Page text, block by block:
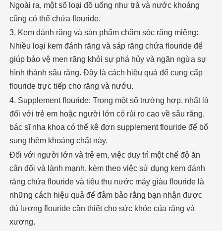
Ngoài ra, một số loại đồ uống như trà và nước khoáng
cũng có thể chứa flouride.
3. Kem đánh răng và sản phẩm chăm sóc răng miệng:
Nhiều loại kem đánh răng và sáp răng chứa flouride để
giúp bảo vệ men răng khỏi sự phá hủy và ngăn ngừa sự
hình thành sâu răng. Đây là cách hiệu quả để cung cấp
flouride trực tiếp cho răng và nướu.
4. Supplement flouride: Trong một số trường hợp, nhất là
đối với trẻ em hoặc người lớn có rủi ro cao về sâu răng,
bác sĩ nha khoa có thể kê đơn supplement flouride để bổ
sung thêm khoáng chất này.
Đối với người lớn và trẻ em, việc duy trì một chế độ ăn
cân đối và lành mạnh, kèm theo việc sử dụng kem đánh
răng chứa flouride và tiêu thụ nước máy giàu flouride là
những cách hiệu quả để đảm bảo rằng bạn nhận được
đủ lượng flouride cần thiết cho sức khỏe của răng và
xương.